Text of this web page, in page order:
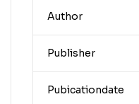
Author
Publisher
Pubicationdate